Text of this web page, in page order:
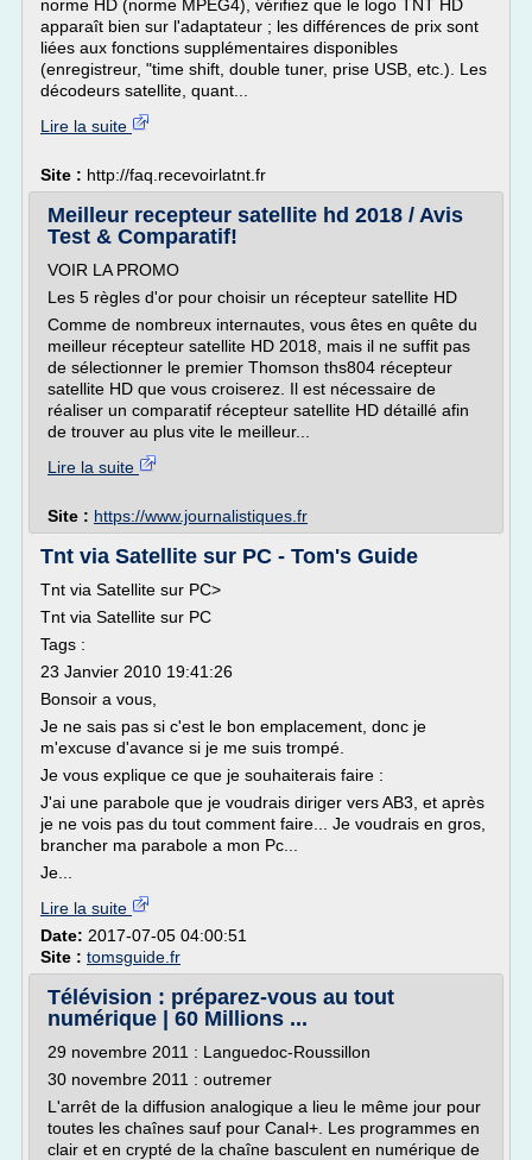
norme HD (norme MPEG4), vérifiez que le logo TNT HD
apparaît bien sur l'adaptateur ; les différences de prix sont
liées aux fonctions supplémentaires disponibles
(enregistreur, "time shift, double tuner, prise USB, etc.). Les
décodeurs satellite, quant...
Lire la suite
Site : http://faq.recevoirlatnt.fr
Meilleur recepteur satellite hd 2018 / Avis
Test & Comparatif!
VOIR LA PROMO
Les 5 règles d'or pour choisir un récepteur satellite HD
Comme de nombreux internautes, vous êtes en quête du
meilleur récepteur satellite HD 2018, mais il ne suffit pas
de sélectionner le premier Thomson ths804 récepteur
satellite HD que vous croiserez. Il est nécessaire de
réaliser un comparatif récepteur satellite HD détaillé afin
de trouver au plus vite le meilleur...
Lire la suite
Site : https://www.journalistiques.fr
Tnt via Satellite sur PC - Tom's Guide
Tnt via Satellite sur PC>
Tnt via Satellite sur PC
Tags :
23 Janvier 2010 19:41:26
Bonsoir a vous,
Je ne sais pas si c'est le bon emplacement, donc je
m'excuse d'avance si je me suis trompé.
Je vous explique ce que je souhaiterais faire :
J'ai une parabole que je voudrais diriger vers AB3, et après
je ne vois pas du tout comment faire... Je voudrais en gros,
brancher ma parabole a mon Pc...
Je...
Lire la suite
Date: 2017-07-05 04:00:51
Site : tomsguide.fr
Télévision : préparez-vous au tout
numérique | 60 Millions ...
29 novembre 2011 : Languedoc-Roussillon
30 novembre 2011 : outremer
L'arrêt de la diffusion analogique a lieu le même jour pour
toutes les chaînes sauf pour Canal+. Les programmes en
clair et en crypté de la chaîne basculent en numérique de